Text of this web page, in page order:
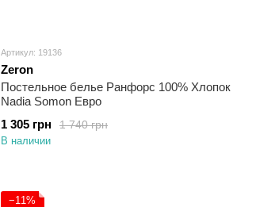
Артикул: 19136
Zeron
Постельное белье Ранфорс 100% Хлопок
Nadia Somon Евро
1 740 грн
1 305 грн
В наличии
−11%